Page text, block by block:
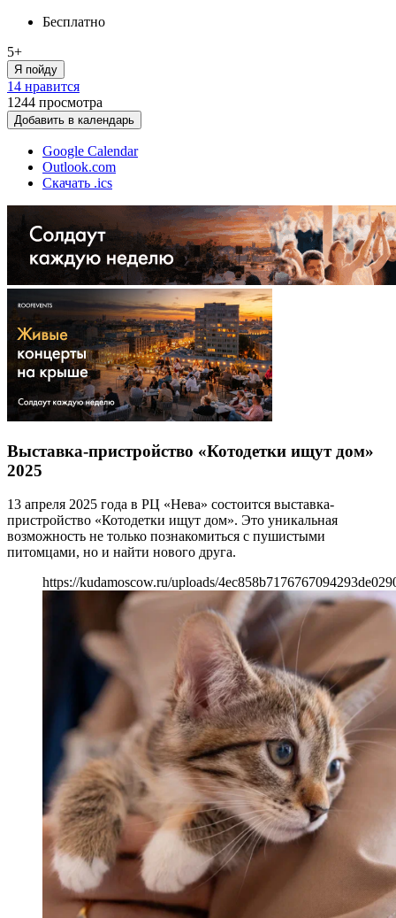
Бесплатно
5+
Я пойду
14 нравится
1244 просмотра
Добавить в календарь
Google Calendar
Outlook.com
Скачать .ics
Выставка-пристройство «Котодетки ищут дом»
2025
13 апреля 2025 года в РЦ «Нева» состоится выставка-
пристройство «Котодетки ищут дом». Это уникальная
возможность не только познакомиться с пушистыми
питомцами, но и найти нового друга.
https://kudamoscow.ru/uploads/